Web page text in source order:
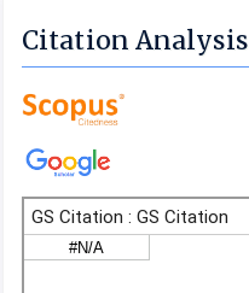
Citation Analysis